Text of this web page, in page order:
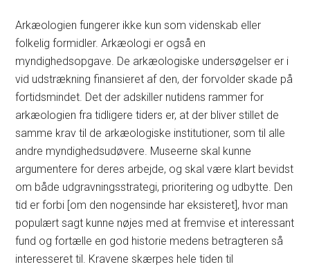
Arkæologien fungerer ikke kun som videnskab eller
folkelig formidler. Arkæologi er også en
myndighedsopgave. De arkæologiske undersøgelser er i
vid udstrækning finansieret af den, der forvolder skade på
fortidsmindet. Det der adskiller nutidens rammer for
arkæologien fra tidligere tiders er, at der bliver stillet de
samme krav til de arkæologiske institutioner, som til alle
andre myndighedsudøvere. Museerne skal kunne
argumentere for deres arbejde, og skal være klart bevidst
om både udgravningsstrategi, prioritering og udbytte. Den
tid er forbi [om den nogensinde har eksisteret], hvor man
populært sagt kunne nøjes med at fremvise et interessant
fund og fortælle en god historie medens betragteren så
interesseret til. Kravene skærpes hele tiden til